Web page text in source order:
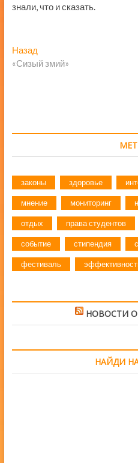
знали, что и сказать.
Навигация
по
НазадПредыдущая
запись:
«Сизый змий»
законы здоровье
мнение мониторинг
отдых права студентов
событие стипендия
фестиваль
НОВОСТИ
НАЙДИ